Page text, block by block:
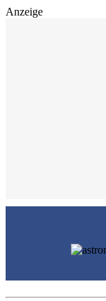
Anzeige